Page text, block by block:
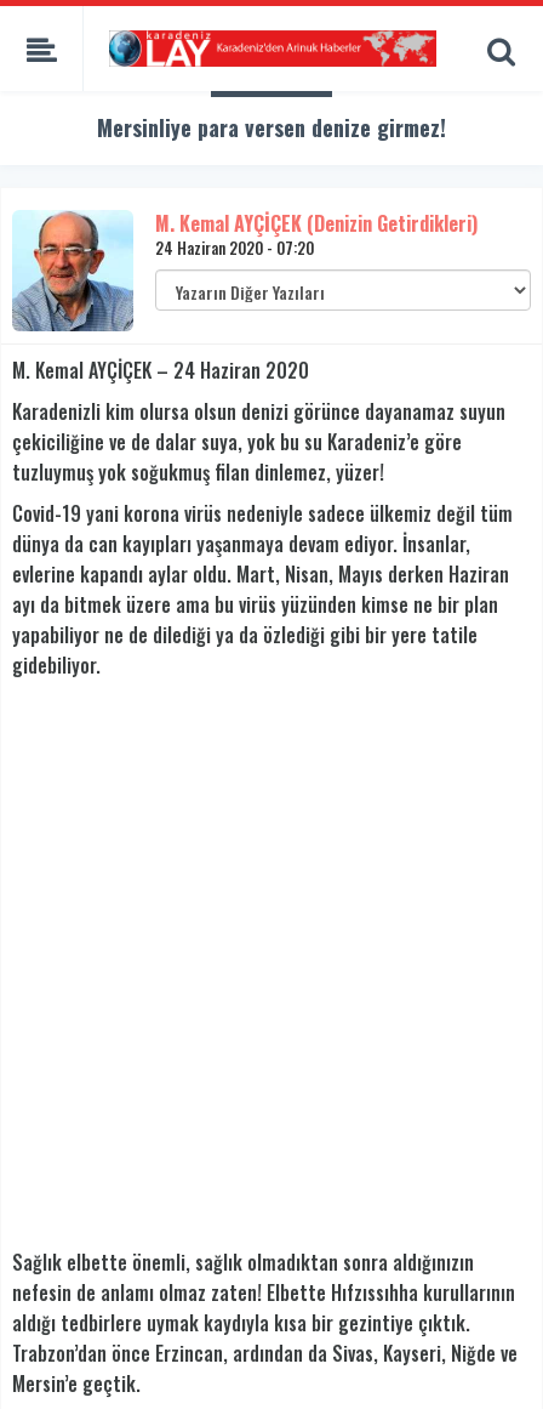
Mersinliye para versen denize girmez!
M. Kemal AYÇİÇEK (Denizin Getirdikleri)
24 Haziran 2020 - 07:20
M. Kemal AYÇİÇEK – 24 Haziran 2020
Karadenizli kim olursa olsun denizi görünce dayanamaz suyun
çekiciliğine ve de dalar suya, yok bu su Karadeniz’e göre
tuzluymuş yok soğukmuş filan dinlemez, yüzer!
Covid-19 yani korona virüs nedeniyle sadece ülkemiz değil tüm
dünya da can kayıpları yaşanmaya devam ediyor. İnsanlar,
evlerine kapandı aylar oldu. Mart, Nisan, Mayıs derken Haziran
ayı da bitmek üzere ama bu virüs yüzünden kimse ne bir plan
yapabiliyor ne de dilediği ya da özlediği gibi bir yere tatile
gidebiliyor.
Sağlık elbette önemli, sağlık olmadıktan sonra aldığınızın
nefesin de anlamı olmaz zaten! Elbette Hıfzıssıhha kurullarının
aldığı tedbirlere uymak kaydıyla kısa bir gezintiye çıktık.
Trabzon’dan önce Erzincan, ardından da Sivas, Kayseri, Niğde ve
Mersin’e geçtik.